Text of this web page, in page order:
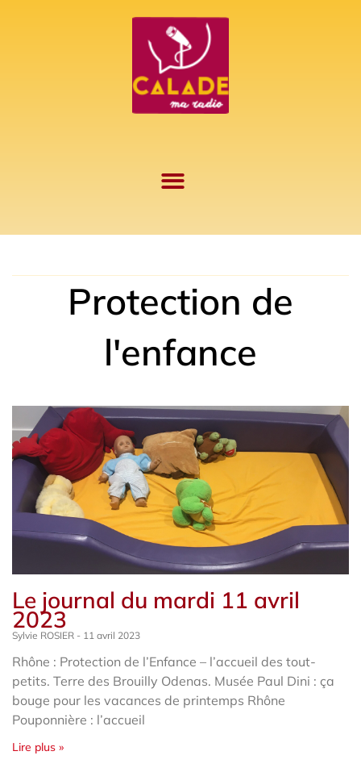
Protection de
l'enfance
Le journal du mardi 11 avril
2023
Sylvie ROSIER 11 avril 2023
Rhône : Protection de l’Enfance – l’accueil des tout-
petits. Terre des Brouilly Odenas. Musée Paul Dini : ça
bouge pour les vacances de printemps Rhône
Pouponnière : l’accueil
Lire plus »